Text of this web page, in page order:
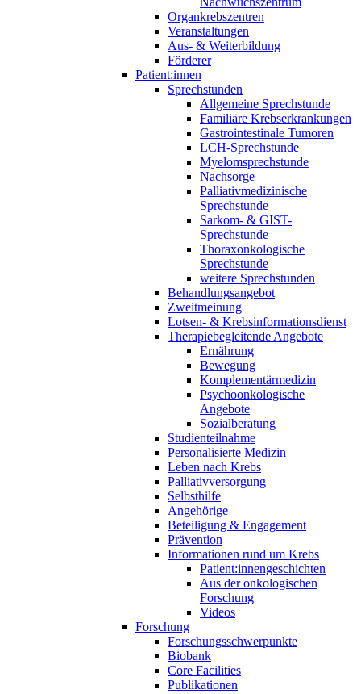
Organkrebszentren
Veranstaltungen
Aus- & Weiterbildung
Förderer
Patient:innen
Sprechstunden
Allgemeine Sprechstunde
Familiäre Krebserkrankungen
Gastrointestinale Tumoren
LCH-Sprechstunde
Myelomsprechstunde
Nachsorge
Palliativmedizinische
Sprechstunde
Sarkom- & GIST-
Sprechstunde
Thoraxonkologische
Sprechstunde
weitere Sprechstunden
Behandlungsangebot
Zweitmeinung
Lotsen- & Krebsinformationsdienst
Therapiebegleitende Angebote
Ernährung
Bewegung
Komplementärmedizin
Psychoonkologische
Angebote
Sozialberatung
Studienteilnahme
Personalisierte Medizin
Leben nach Krebs
Palliativversorgung
Selbsthilfe
Angehörige
Beteiligung & Engagement
Prävention
Informationen rund um Krebs
Patient:innengeschichten
Aus der onkologischen
Forschung
Videos
Forschung
Forschungsschwerpunkte
Biobank
Core Facilities
Publikationen